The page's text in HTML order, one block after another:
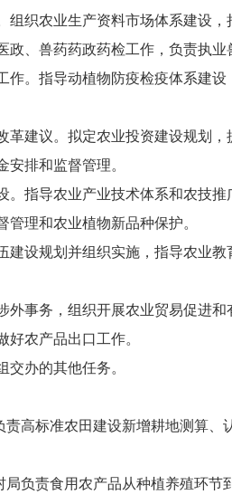
织农业生产资料市场体系建设
、兽药药政药检工作，负责执业
。指导动植物防疫检疫体系建
建议。拟定农业投资建设规划
排和监督管理。
指导农业产业技术体系和农技
理和农业植物新品种保护。
设规划并组织实施，指导农业
事务，组织开展农业贸易促进
农产品出口工作。
办的其他任务。
高标准农田建设新增耕地测算
负责食用农产品从种植养殖环